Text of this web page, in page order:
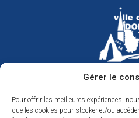
Gérer le
Pour offrir les meilleures expériences,
que les cookies pour stocker et/ou
Hôtel de ville de
Place Armand Morvan
44480 Donges
02 40 45 79 79